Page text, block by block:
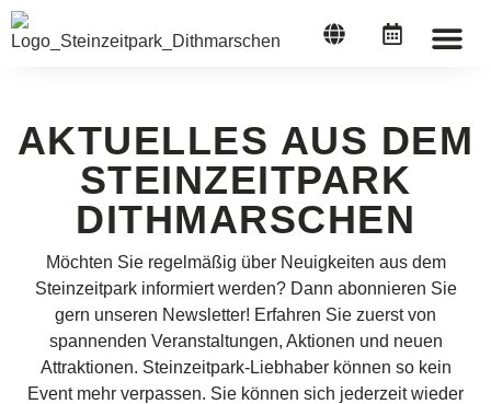
AKTUELLES AUS DEM
STEINZEITPARK
DITHMARSCHEN
Möchten Sie regelmäßig über Neuigkeiten aus dem
Steinzeitpark informiert werden? Dann abonnieren Sie
gern unseren Newsletter! Erfahren Sie zuerst von
spannenden Veranstaltungen, Aktionen und neuen
Attraktionen. Steinzeitpark-Liebhaber können so kein
Event mehr verpassen. Sie können sich jederzeit wieder